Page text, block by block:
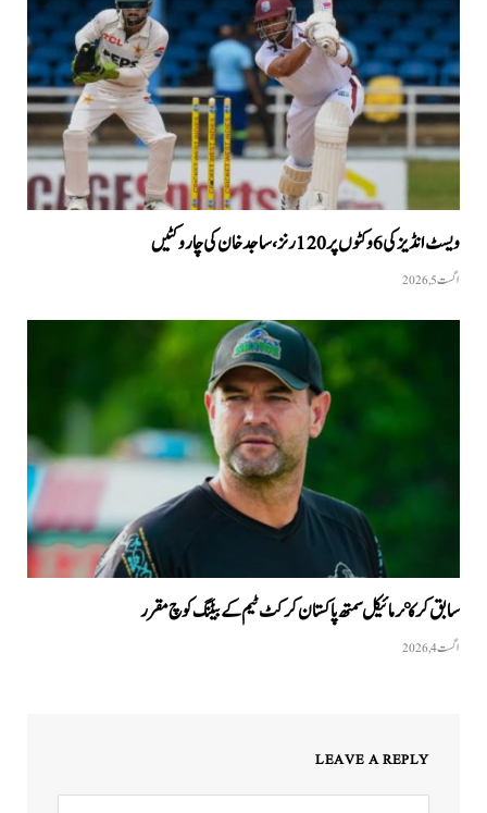
ویسٹ انڈیز کی 6 وکٹوں پر 120 رنز، ساجد خان کی چار وکٹیں
اگست 5, 2026
سابق کرکټر مائیکل سمتھ پاکستان کرکٹ ٹیم کے بیٹنگ کوچ مقرر
اگست 4, 2026
LEAVE A REPLY